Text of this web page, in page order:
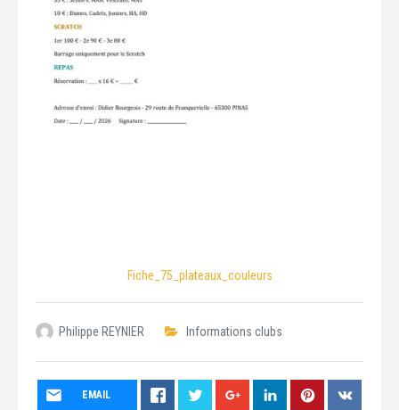
Fiche_75_plateaux_couleurs
Philippe REYNIER Informations clubs
EMAIL